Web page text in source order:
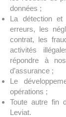
données ;
La détection
erreurs, les
contrat, les
activités
répondre à
d’assurance ;
Le
opérations ;
Toute autre fin
Leviat.